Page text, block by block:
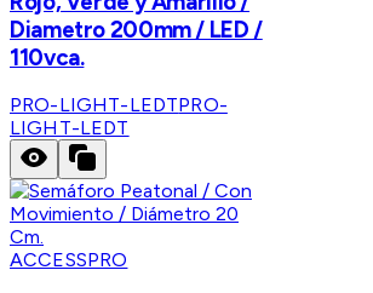
Diametro 200mm / LED /
110vca.
PRO-LIGHT-LEDTPRO-
LIGHT-LEDT
ACCESSPRO